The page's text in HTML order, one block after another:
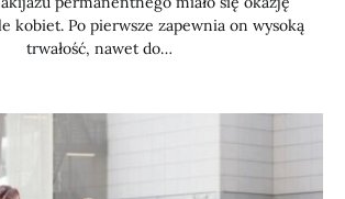
kobiet. Po pierwsze zapewnia on wysoką
trwałość, nawet do…